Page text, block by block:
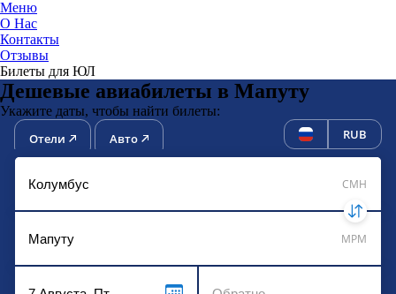
Меню
О Нас
Контакты
Отзывы
Билеты для ЮЛ
Дешевые авиабилеты в Мапуту
Укажите даты, чтобы найти билеты:
Отели Авто RUB
CMH
MPM